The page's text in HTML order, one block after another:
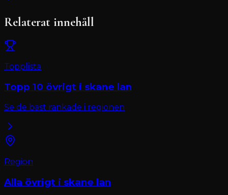
Relaterat innehåll
Topplista
Topp 10 övrigt i skane lan
Se de bäst rankade i regionen
Region
Alla övrigt i skane lan